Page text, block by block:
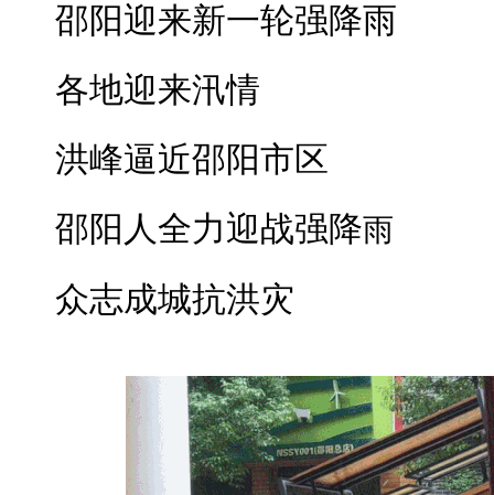
邵阳迎来新一轮强降雨
各地迎来汛情
洪峰逼近邵阳市区
邵阳人全力迎战强降雨
众志成城抗洪灾